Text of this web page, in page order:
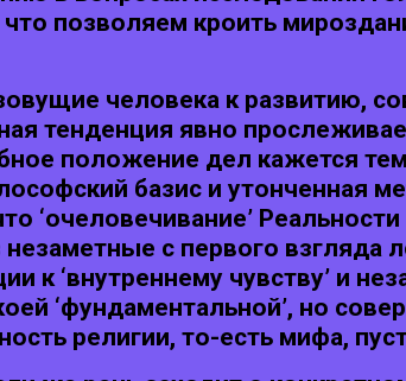
позволяем кроить
человека к развитию,
тенденция явно
положение дел кажется
базис и утонченная
‘очеловечивание’
с первого взгляда
к ‘внутреннему чувству’ и
‘фундаментальной’, но
религии, то-есть мифа,